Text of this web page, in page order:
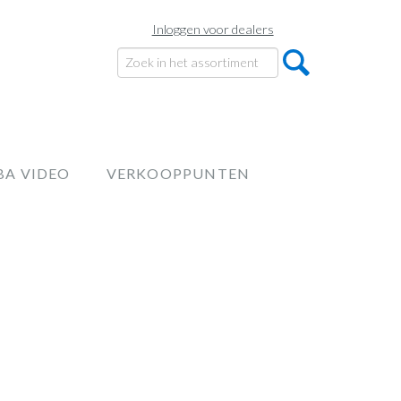
Inloggen voor dealers
VIDEO VERKOOPPUNTEN